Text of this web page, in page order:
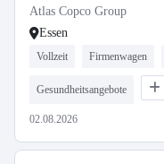
Atlas Copco Group
Essen
Vollzeit Firmenwagen
Gesundheitsangebote
02.08.2026